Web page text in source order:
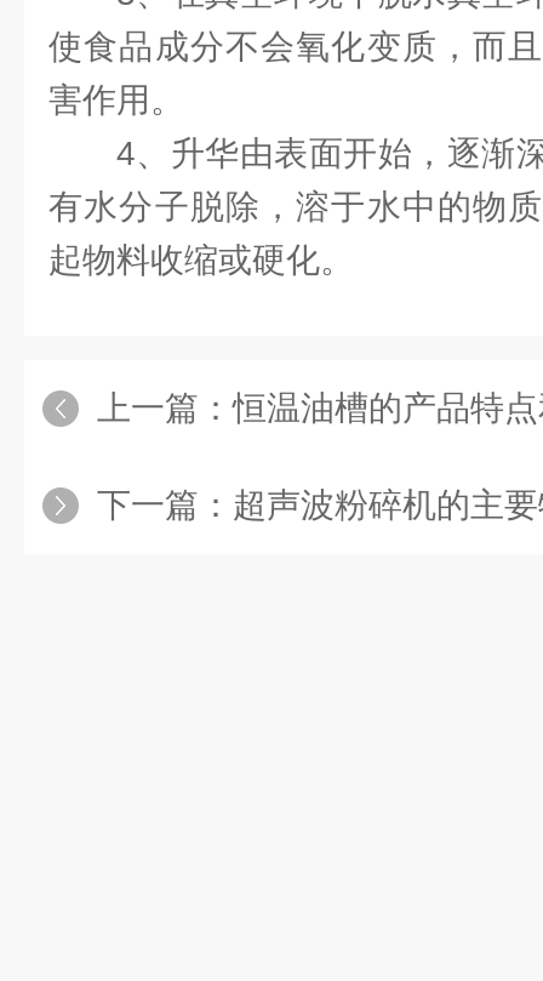
使食品成分不会氧化变质，而
害作用。
4、升华由表面开始，逐渐
有水分子脱除，溶于水中的物
起物料收缩或硬化。
上一篇：恒温油槽的产品特
下一篇： 超声波粉碎机的主